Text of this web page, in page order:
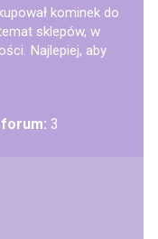
kominek do
sklepów, w
Najlepiej, aby
forum: 3